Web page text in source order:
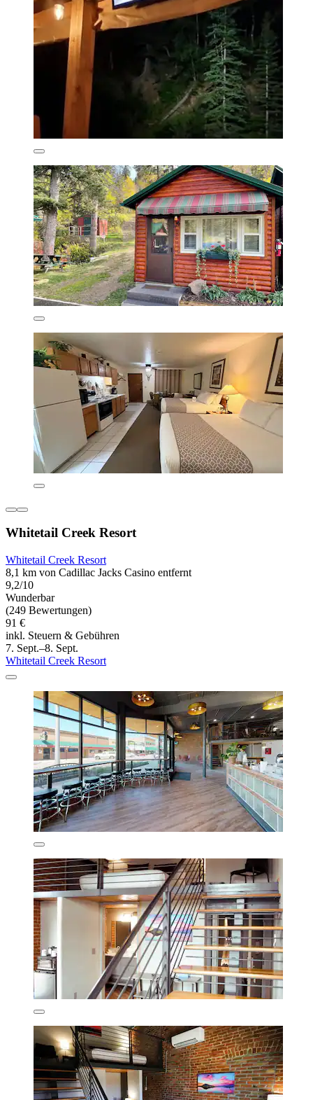
Whitetail Creek Resort
Whitetail Creek Resort
8,1 km von Cadillac Jacks Casino entfernt
9,2/10
Wunderbar
(249 Bewertungen)
91 €
inkl. Steuern & Gebühren
7. Sept.–8. Sept.
Whitetail Creek Resort